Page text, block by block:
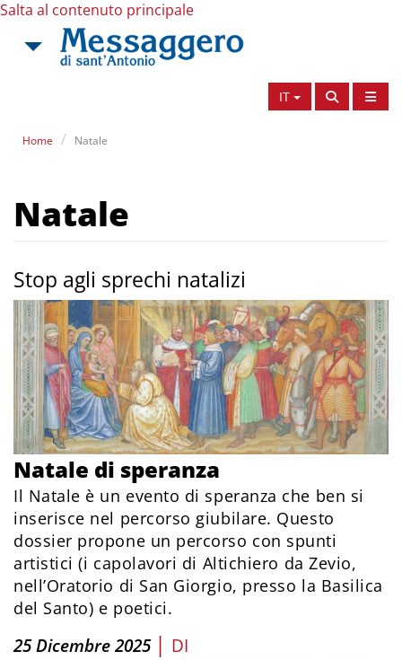
Salta al contenuto principale
IT
Home Natale
Natale
Stop agli sprechi natalizi
Natale di speranza
Il Natale è un evento di speranza che ben si
inserisce nel percorso giubilare. Questo
dossier propone un percorso con spunti
artistici (i capolavori di Altichiero da Zevio,
nell’Oratorio di San Giorgio, presso la Basilica
del Santo) e poetici.
25 Dicembre 2025 | DI